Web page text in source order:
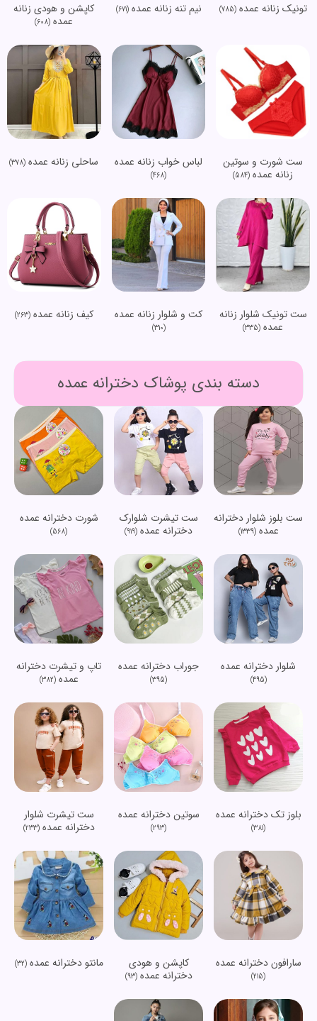
تونیک زنانه عمده(785) نیم تنه زنانه عمده(671)
کاپشن و هودی زنانه
عمده (608)
ست شورت و سوتین
زنانه عمده (584)
لباس خواب زنانه عمده
(468)
ساحلی زنانه عمده (378)
ست تونیک شلوار زنانه
عمده (335)
کت و شلوار زنانه عمده
(310)
کیف زنانه عمده(263)
دسته بندی پوشاک دخترانه عمده
ست بلوز شلوار دخترانه
عمده(1339)
ست تیشرت شلوارک
دخترانه عمده (919)
شورت دخترانه عمده
(568)
شلوار دخترانه عمده
(495)
جوراب دخترانه عمده
(395)
تاپ و تیشرت دخترانه
عمده(382)
بلوز تک دخترانه عمده
(381)
سوتین دخترانه عمده
(293)
ست تیشرت شلوار
دخترانه عمده(233)
سارافون دخترانه عمده
(215)
کاپشن و هودی
دخترانه عمده(93)
مانتو دخترانه عمده(32)